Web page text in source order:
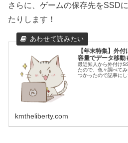
さらに、ゲームの保存先をSSD
たりします！
【年末特集】外
容量でデータ移動
最近知人から外付け
たので、色々調べて
つかったので記事に
kmtheliberty.com